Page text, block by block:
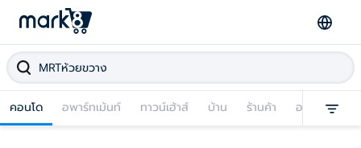
คอนโด อพาร์ทเม้นท์ ทาวน์เฮ้าส์ บ้าน ร้านค้า อาคารพาณิช